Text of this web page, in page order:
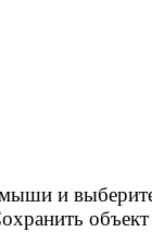
и
объект